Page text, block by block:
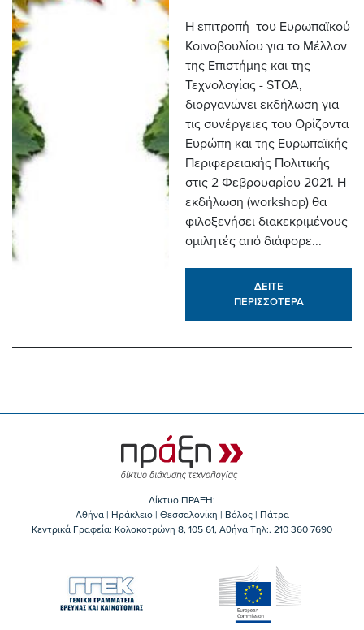
H επιτροπή του Ευρωπαϊκού
Κοινοβουλίου για το Μέλλον
της Επιστήμης και της
Τεχνολογίας - STOA,
διοργανώνει εκδήλωση για
τις συνέργειες του Ορίζοντα
Ευρώπη και της Ευρωπαϊκής
Περιφερειακής Πολιτικής
στις 2 Φεβρουαρίου 2021. Η
εκδήλωση (workshop) θα
φιλοξενήσει διακεκριμένους
ομιλητές από διάφορε...
ΔΕΙΤΕ
ΠΕΡΙΣΣΟΤΕΡΑ
Δίκτυο ΠΡΑΞΗ:
Αθήνα | Ηράκλειο | Θεσσαλονίκη | Βόλος | Πάτρα
Κεντρικά Γραφεία: Kολοκοτρώνη 8, 105 61, Αθήνα Τηλ:. 210 360 7690